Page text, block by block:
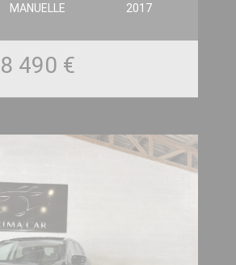
MANUELLE 2017
8 490 €